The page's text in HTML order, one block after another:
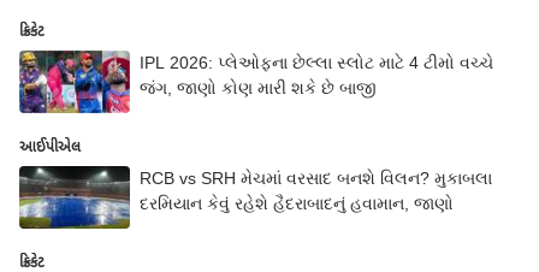
ક્રિકેટ
IPL 2026: પ્લેઓફના છેલ્લા સ્લોટ માટે 4 ટીમો વચ્ચે
જંગ, જાણો કોણ મારી શકે છે બાજી
આઈપીએલ
RCB vs SRH મેચમાં વરસાદ બનશે વિલન? મુકાબલા
દરમિયાન કેવું રહેશે હૈદરાબાદનું હવામાન, જાણો
ક્રિકેટ